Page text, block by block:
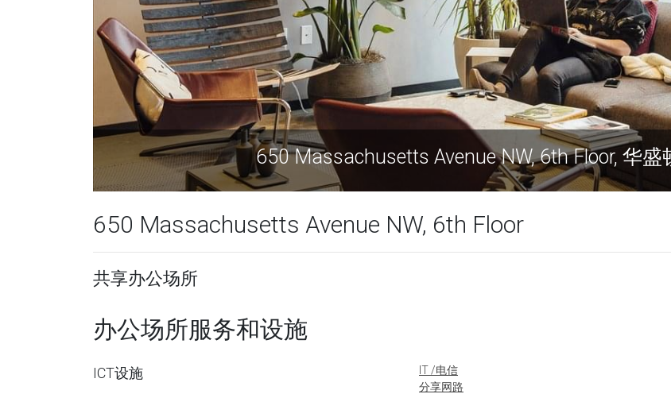
650 Massachusetts Avenue
650 Massachusetts Avenue NW, 6th Floor
共享办公场所
办公场所服务和设施
ICT设施
IT /电信
分享网路